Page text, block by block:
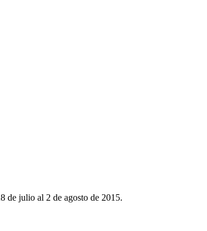
de julio al 2 de agosto de 2015.